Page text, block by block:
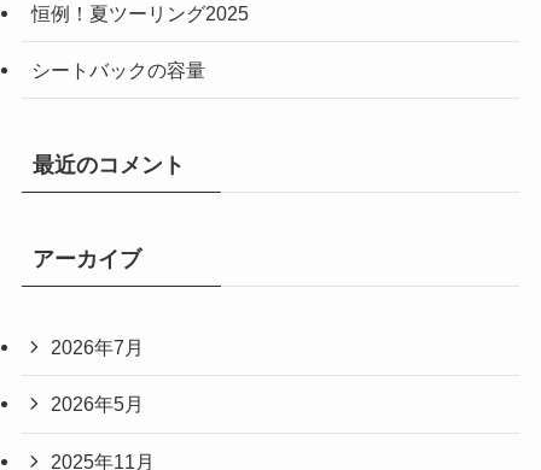
恒例！夏ツーリング2025
シートバックの容量
最近のコメント
アーカイブ
2026年7月
2026年5月
2025年11月